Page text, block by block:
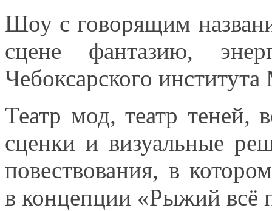
Шоу с говорящим
сцене фантазию,
Чебоксарского
Театр мод, театр теней,
сценкии визуальные
повествования, в котором
в концепции «Рыжий всё